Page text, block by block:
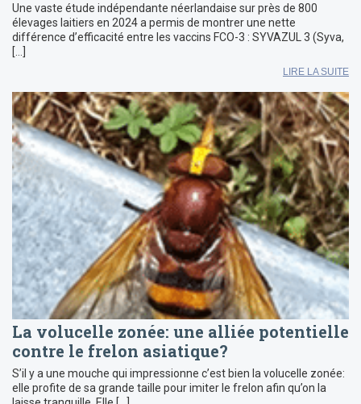
Une vaste étude indépendante néerlandaise sur près de 800
élevages laitiers en 2024 a permis de montrer une nette
différence d’efficacité entre les vaccins FCO-3 : SYVAZUL 3 (Syva,
[…]
LIRE LA SUITE
La volucelle zonée: une alliée potentielle
contre le frelon asiatique?
S’il y a une mouche qui impressionne c’est bien la volucelle zonée:
elle profite de sa grande taille pour imiter le frelon afin qu’on la